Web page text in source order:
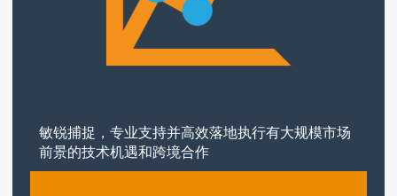
敏锐捕捉，专业支持并高效落地执行有大规模市场
前景的技术机遇和跨境合作